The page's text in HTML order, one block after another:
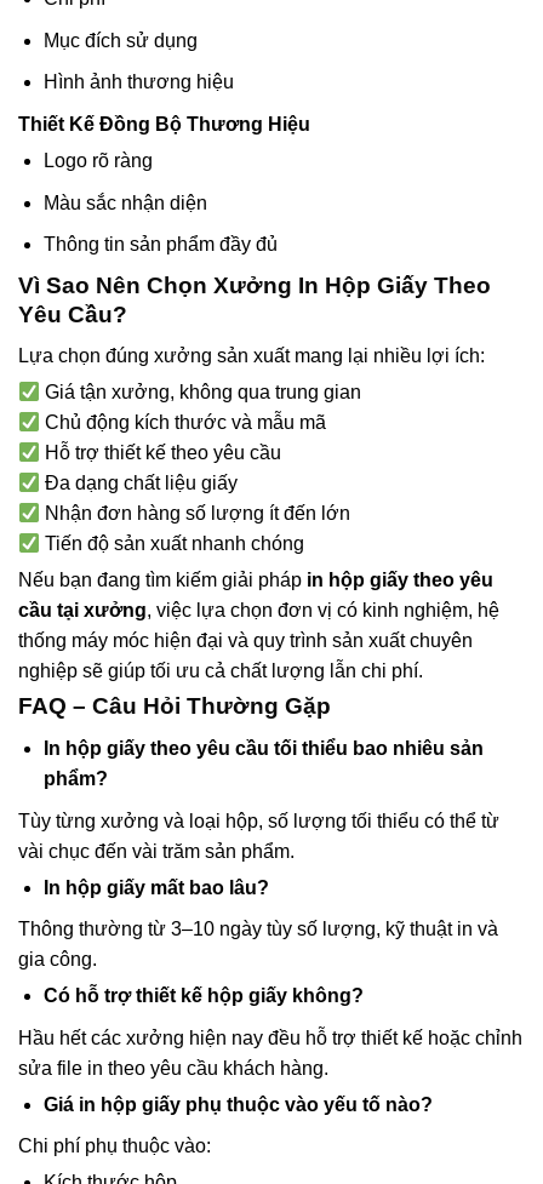
Mục đích sử dụng
Hình ảnh thương hiệu
Thiết Kế Đồng Bộ Thương Hiệu
Logo rõ ràng
Màu sắc nhận diện
Thông tin sản phẩm đầy đủ
Vì Sao Nên Chọn Xưởng In Hộp Giấy Theo
Yêu Cầu?
Lựa chọn đúng xưởng sản xuất mang lại nhiều lợi ích:
Giá tận xưởng, không qua trung gian
Chủ động kích thước và mẫu mã
Hỗ trợ thiết kế theo yêu cầu
Đa dạng chất liệu giấy
Nhận đơn hàng số lượng ít đến lớn
Tiến độ sản xuất nhanh chóng
Nếu bạn đang tìm kiếm giải pháp in hộp giấy theo yêu
cầu tại xưởng, việc lựa chọn đơn vị có kinh nghiệm, hệ
thống máy móc hiện đại và quy trình sản xuất chuyên
nghiệp sẽ giúp tối ưu cả chất lượng lẫn chi phí.
FAQ – Câu Hỏi Thường Gặp
In hộp giấy theo yêu cầu tối thiểu bao nhiêu sản
phẩm?
Tùy từng xưởng và loại hộp, số lượng tối thiểu có thể từ
vài chục đến vài trăm sản phẩm.
In hộp giấy mất bao lâu?
Thông thường từ 3–10 ngày tùy số lượng, kỹ thuật in và
gia công.
Có hỗ trợ thiết kế hộp giấy không?
Hầu hết các xưởng hiện nay đều hỗ trợ thiết kế hoặc chỉnh
sửa file in theo yêu cầu khách hàng.
Giá in hộp giấy phụ thuộc vào yếu tố nào?
Chi phí phụ thuộc vào: